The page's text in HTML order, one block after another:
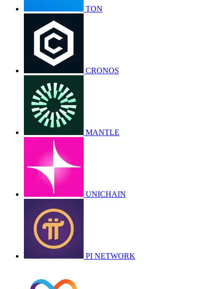
TON
CRONOS
MANTLE
UNICHAIN
PI NETWORK